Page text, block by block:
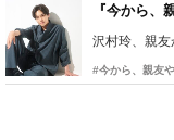
『今から、
沢村玲、親
#今から、親友や